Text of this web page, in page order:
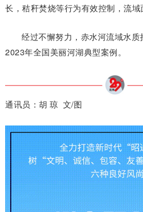
长，秸秆焚烧等行为有效控制，流域
经过不懈努力，赤水河流域水
2023年全国美丽河湖典型案例。
通讯员：胡 琼 文/图